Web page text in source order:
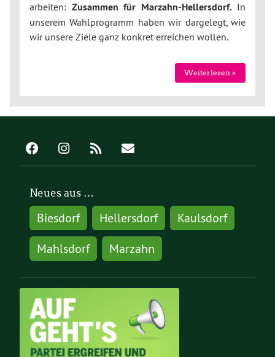
arbeiten: Zusammen für Marzahn-Hellersdorf.In
unserem Wahlprogramm haben wir dargelegt, wie
wir unsere Ziele ganz konkret erreichen wollen.
Weiterlesen »
Neues aus …
Biesdorf Hellersdorf
Kaulsdorf
Mahlsdorf
Marzahn